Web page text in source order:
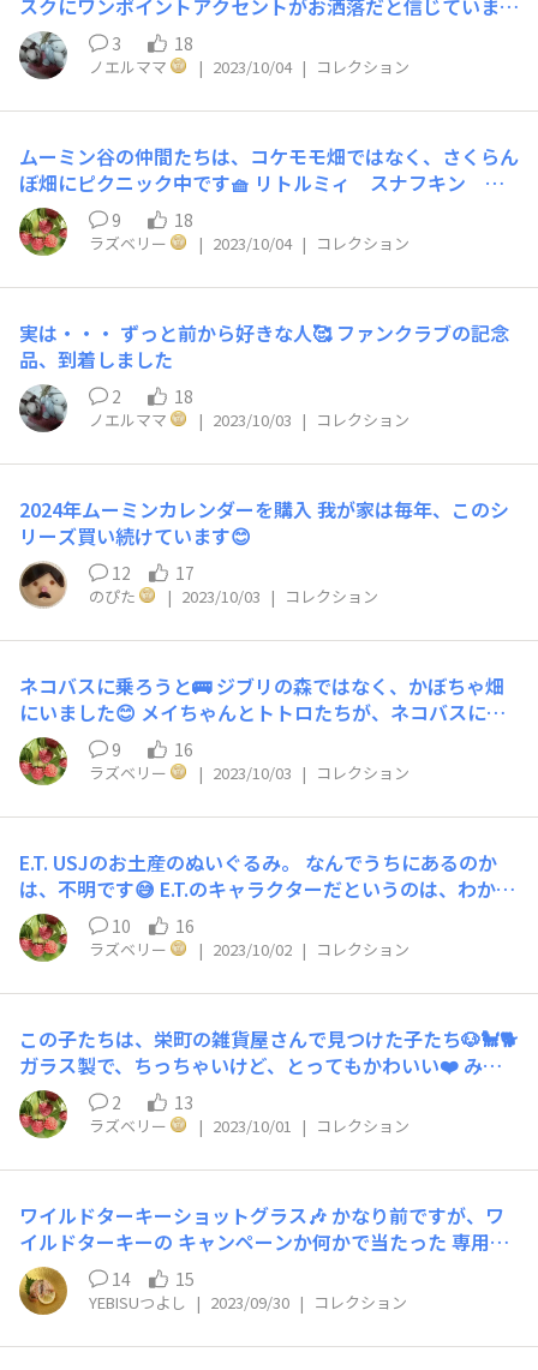
出迎え、親切に面倒を見る、おおらかで愛情深い性格の持
ち主です。 しっかり者で、あまり物事に動じることがな
く、多くの人から信頼されています。周囲の人々のそれぞ
ん。いつもみんなの幸せを願い、自分のことは後回しにし
てしまいがちですが、家族が各自の時間を過ごしていると
きは、ムーミンママも自分の心のおもむくままにお昼寝を
したり、絵を描いたり、樹皮でボートを作ったりします。
趣味は植物を育てること。特に、ムーミンやしきの前に植
えたばらの花を大切にしています。 トレードマークは、
頂いた、陶器製のムーミン谷の仲間です❣️ いつもは、リビ
ングのオーディオラックに並んでいます。 何故か、地震
の時に、パパだけ倒れます😅
スクにワンポイントアクセントがお洒落だと信じていまし
た・・・ かなりコレクションしましたが マスクは任意に
こんなに沢山、どうしましょう😨
3 18
ノエルママ | 2023/10/04 | コレクション
ムーミン谷の仲間たちは、コケモモ畑ではなく、さくらん
ぼ畑にピクニック中です🧺 リトルミィ スナフキン ム
ーミン フローレン（スノークのおじょうさん）ムーミン
パパ ムーミンママ ニョロニョロ スニフ みんな仲良
し❣️ 普段は、リビングのオーディオの上に並んでいます🎵
9 18
ラズベリー | 2023/10/04 | コレクション
実は・・・ ずっと前から好きな人🥰 ファンクラブの記念
品、到着しました
2 18
ノエルママ | 2023/10/03 | コレクション
2024年ムーミンカレンダーを購入 我が家は毎年、このシ
リーズ買い続けています😊
12 17
のぴた | 2023/10/03 | コレクション
ネコバスに乗ろうと🚌 ジブリの森ではなく、かぼちゃ畑
にいました😊 メイちゃんとトトロたちが、ネコバスに乗
ろうとしています😸🚌 普段は、リビングのオーディオの
スピーカーの上にちょこんといます❣️
9 16
ラズベリー | 2023/10/03 | コレクション
E.T. USJのお土産のぬいぐるみ。 なんでうちにあるのか
は、不明です😅 E.T.のキャラクターだというのは、わかる
のですが。 好みではありませんが、なんか憎めない😆 な
ので、クローゼットに潜んでいます😁
10 16
ラズベリー | 2023/10/02 | コレクション
この子たちは、栄町の雑貨屋さんで見つけた子たち🐶🐩🐕
ガラス製で、ちっちゃいけど、とってもかわいい❤️ みか
ん畑で散歩中です😁 いつも、リビングのオーディオの前
に並んでいます🎵
2 13
ラズベリー | 2023/10/01 | コレクション
ワイルドターキーショットグラス🎶 かなり前ですが、ワ
イルドターキーの キャンペーンか何かで当たった 専用の
木製ケースとショットグラスです🎶 ひとつひとつにワイ
ルドターキーロゴが 入ってます♬ 以前は、バーボン🥃
と、言えば ターキー🦃でしょう！と言うくらい ハマって
ました。 が、年代物になるとお値段もそこそこするので
14 15
YEBISUつよし | 2023/09/30 | コレクション